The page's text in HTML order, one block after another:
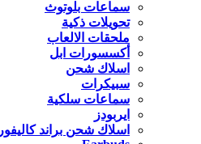
سماعات بلوتوث
تحويلات ذكية
ملحقات الالعاب
أكسسورات ابل
اسلاك شحن
سبيكرات
سماعات سلكية
ايربودز
اسلاك شحن براند كاليفورا